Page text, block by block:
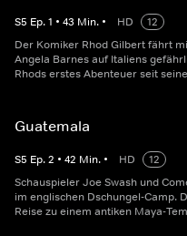
S5 Ep.1 • 43 Min. • HD
12
Der Komiker Rhod Gilbert fährt
Angela Barnes auf Italiens
Rhods erstes Abenteuer seit
Guatemala
S5 Ep.2 • 42 Min. • HD
12
Schauspieler Joe Swash und
im englischen Dschungel-Camp.
Reise zu einem antiken Maya-